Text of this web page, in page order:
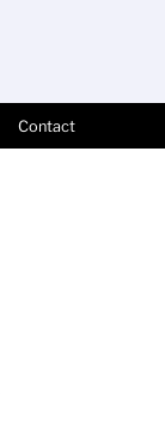
Contact